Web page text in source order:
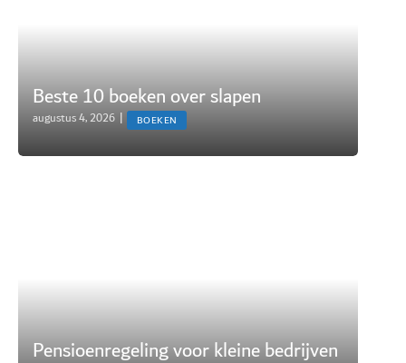
Beste 10 boeken over slapen
augustus 4, 2026 | BOEKEN
Pensioenregeling voor kleine bedrijven